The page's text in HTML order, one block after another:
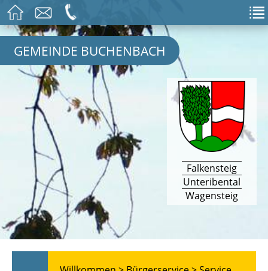
GEMEINDE BUCHENBACH
Falkensteig
Unteribental
Wagensteig